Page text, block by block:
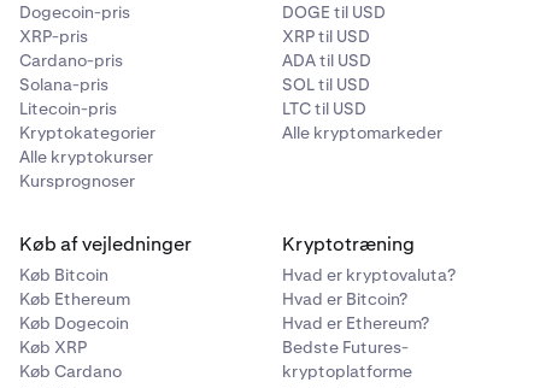
Dogecoin-pris
XRP-pris
Cardano-pris
Solana-pris
Litecoin-pris
Kryptokategorier
Alle kryptokurser
Kursprognoser
DOGE til USD
XRP til USD
ADA til USD
SOL til USD
LTC til USD
Alle kryptomarkeder
Køb af vejledninger
Køb Bitcoin
Køb Ethereum
Køb Dogecoin
Køb XRP
Køb Cardano
Kryptotræning
Hvad er kryptovaluta?
Hvad er Bitcoin?
Hvad er Ethereum?
Bedste Futures-
kryptoplatforme